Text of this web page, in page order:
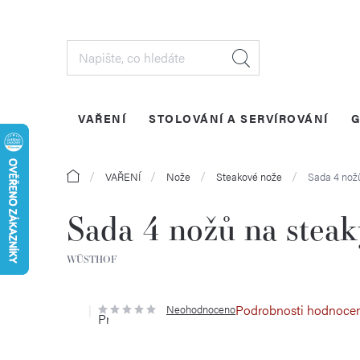
VAŘENÍ STOLOVÁNÍ A SERVÍROVÁNÍ
DomůVAŘENÍ Nože Steakové nože Sada 4
Sada 4 nožů na
WÜSTHOF
Průměrné
hodnocení
NeohodnocenoPodrobnosti